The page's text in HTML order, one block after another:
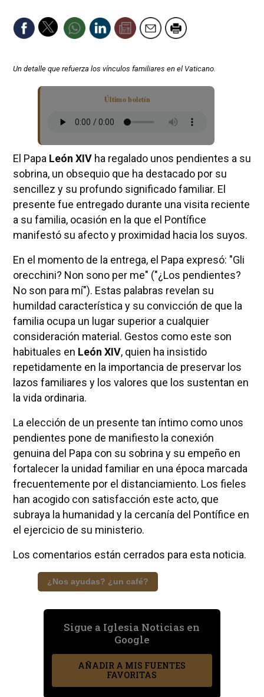
Un detalle que refuerza los vínculos familiares en el Vaticano.
Último boletín
El Papa León XIVha regalado unos pendientes a su
sobrina, un obsequio que ha destacado por su
sencillez y su profundo significado familiar. El
presente fue entregado durante una visita reciente
a su familia, ocasión en la que el Pontífice
manifestó su afecto y proximidad hacia los suyos.
En el momento de la entrega, el Papa expresó: "Gli
orecchini? Non sono per me" ("¿Los pendientes?
No son para mí"). Estas palabras revelan su
humildad característica y su convicción de que la
familia ocupa un lugar superior a cualquier
consideración material. Gestos como este son
habituales en León XIV, quien ha insistido
repetidamente en la importancia de preservar los
lazos familiares y los valores que los sustentan en
la vida ordinaria.
La elección de un presente tan íntimo como unos
pendientes pone de manifiesto la conexión
genuina del Papa con su sobrina y su empeño en
fortalecer la unidad familiar en una época marcada
frecuentemente por el distanciamiento. Los fieles
han acogido con satisfacción este acto, que
subraya la humanidad y la cercanía del Pontífice en
el ejercicio de su ministerio.
Los comentarios están cerrados para esta noticia.
¿Nos ayudas? ¿un café?
Sigue a Iglesia Noticias en
Google
AÑADIR A MIS FUENTES
FAVORITAS